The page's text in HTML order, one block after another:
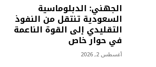
الجهني: الدبلوماسية
السعودية تنتقل من النفوذ
التقليدي إلى القوة الناعمة
في حوار خاص
أغسطس 2, 2026